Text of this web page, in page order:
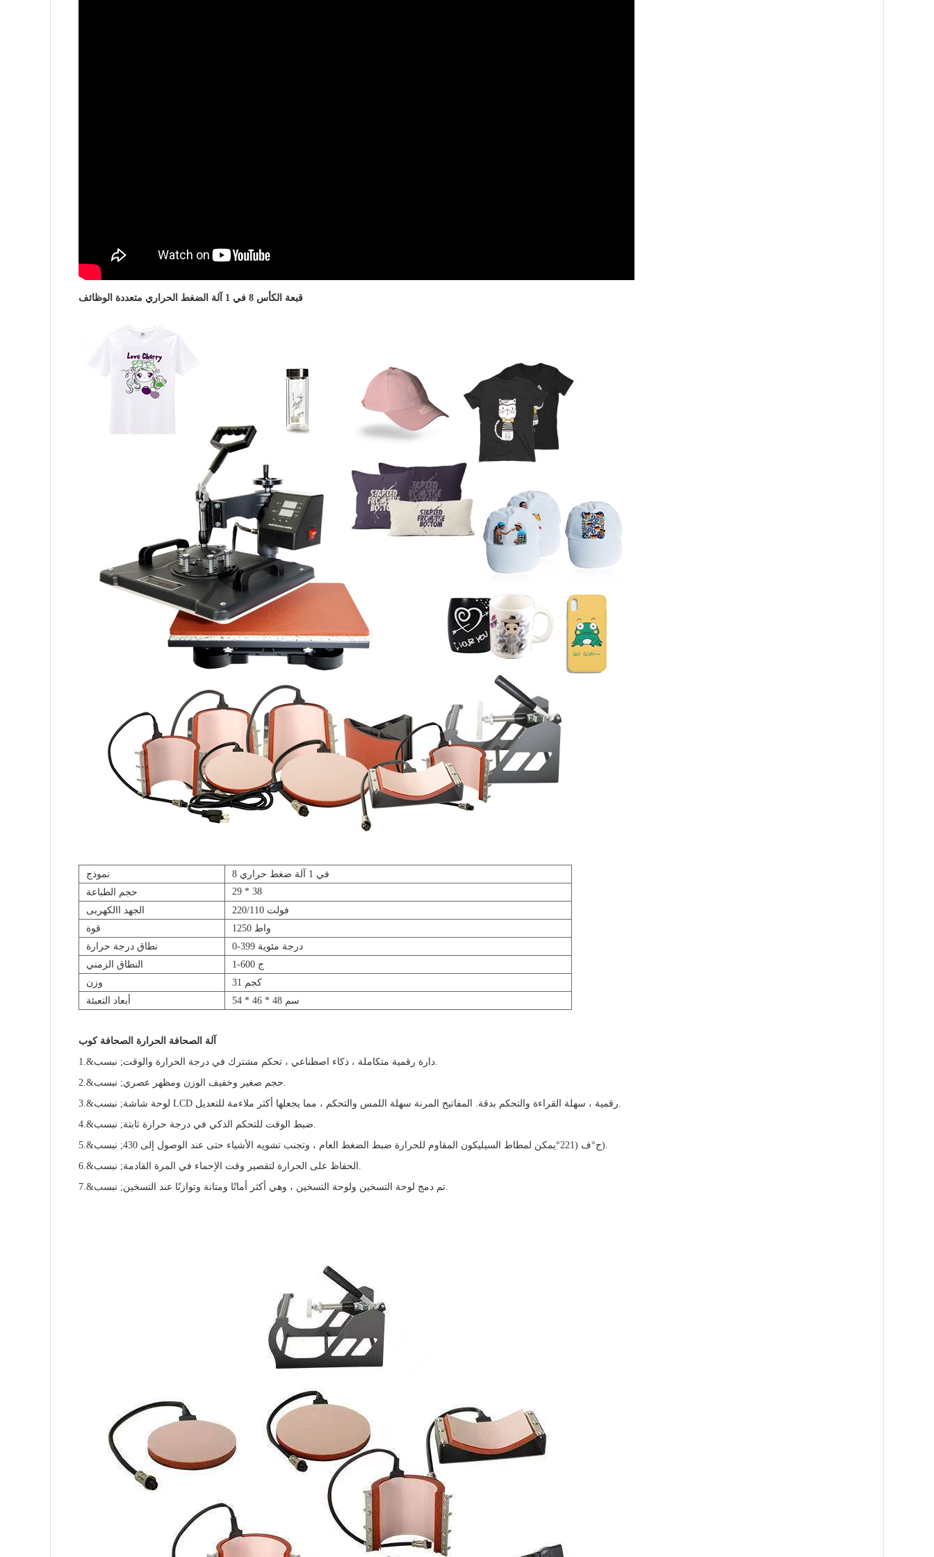
قبعة الكأس 8 في 1 آلة الضغط الحراري متعددة الوظائف
نموذج
8 في 1 آلة ضغط حراري
حجم الطباعة
29 * 38
الجهد االكهربى
220/110 فولت
قوة
1250 واط
نطاق درجة حرارة
0-399 درجة مئوية
النطاق الزمني
1-600 ج
وزن
31 كجم
أبعاد التعبئة
54 * 46 * 48 سم
آلة الصحافة الحرارة الصحافة كوب
1.&نبسب ;
دارة رقمية متكاملة ، ذكاء اصطناعي ، تحكم مشترك في درجة الحرارة والوقت.
2.&نبسب ;
حجم صغير وخفيف الوزن ومظهر عصري.
3.&نبسب ;
لوحة شاشة LCD رقمية ، سهلة القراءة والتحكم بدقة. المفاتيح المرنة سهلة اللمس والتحكم ، مما يجعلها أكثر ملاءمة للتعديل.
4.&نبسب ;
ضبط الوقت للتحكم الذكي في درجة حرارة ثابتة.
5.&نبسب ;
يمكن لمطاط السيليكون المقاوم للحرارة ضبط الضغط العام ، وتجنب تشويه الأشياء حتى عند الوصول إلى 430° ف (221°
ج).
6.&نبسب ;
الحفاظ على الحرارة لتقصير وقت الإحماء في المرة القادمة.
7.&نبسب ;
تم دمج لوحة التسخين ولوحة التسخين ، وهي أكثر أمانًا ومتانة وتوازنًا عند التسخين.